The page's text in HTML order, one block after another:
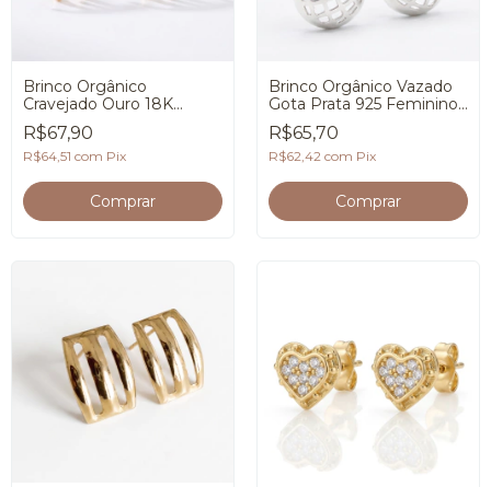
Brinco Orgânico
Cravejado Ouro 18K
Feminino Premium
R$67,90
R$64,51 com Pix
Brinco Orgânico Vazado
Gota Prata 925 Feminino
Premium
R$65,70
R$62,42 com Pix